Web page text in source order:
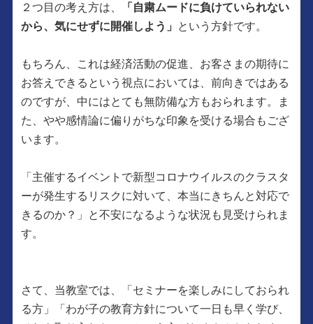
２つ目の考え方は、
「自粛ムードに負けていられない
から、気にせずに開催しよう」
という方針です。
もちろん、これは経済活動の促進、お客さまの期待に
お答えできるという視点においては、前向きではある
のですが、中にはとても無防備な方もおられます。ま
た、やや感情論に偏りがちな印象を受ける場合もござ
います。
「主催するイベントで新型コロナウイルスのクラスタ
ーが発生するリスクに対いて、本当にきちんと対応で
きるのか？」と不安になるような状況も見受けられま
す。
さて、当教室では、「セミナーを楽しみにしておられ
る方」「わが子の教育方針について一日も早く学び、